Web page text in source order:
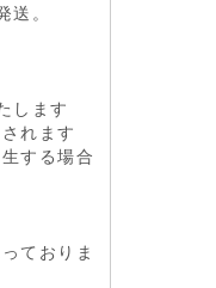
送。
します
れます
する場合
ておりま